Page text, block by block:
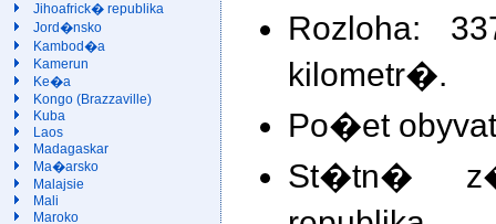
Jihoafrick� republika
Jord�nsko
Kambod�a
Kamerun
Ke�a
Kongo (Brazzaville)
Kuba
Laos
Madagaskar
Ma�arsko
Malajsie
Mali
Maroko
Rozloha:
kilometr�.
Po�et
St�tn�